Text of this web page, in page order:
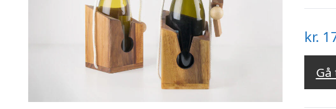
kr.